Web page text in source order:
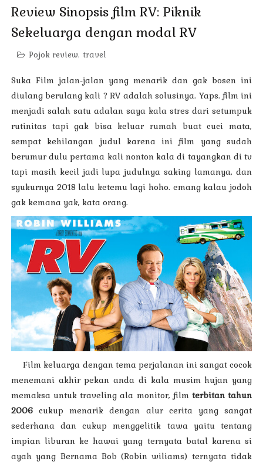
Review Sinopsis film RV: Piknik
Sekeluarga dengan modal RV
Pojok review, travel
Suka Film jalan-jalan yang menarik dan gak bosen ini
diulang berulang kali ? RV adalah solusinya. Yaps. film ini
menjadi salah satu adalan saya kala stres dari setumpuk
rutinitas tapi gak bisa keluar rumah buat cuci mata,
sempat kehilangan judul karena ini film yang sudah
berumur dulu pertama kali nonton kala di tayangkan di tv
tapi masih kecil jadi lupa judulnya saking lamanya, dan
syukurnya 2018 lalu ketemu lagi hoho. emang kalau jodoh
gak kemana yak, kata orang.
Film keluarga dengan tema perjalanan ini sangat cocok
menemani akhir pekan anda di kala musim hujan yang
memaksa untuk traveling ala monitor, film terbitan tahun
2006cukup menarik dengan alur cerita yang sangat
sederhana dan cukup menggelitik tawa yaitu tentang
impian liburan ke hawai yang ternyata batal karena si
ayah yang Bernama Bob (Robin wiliams) ternyata tidak